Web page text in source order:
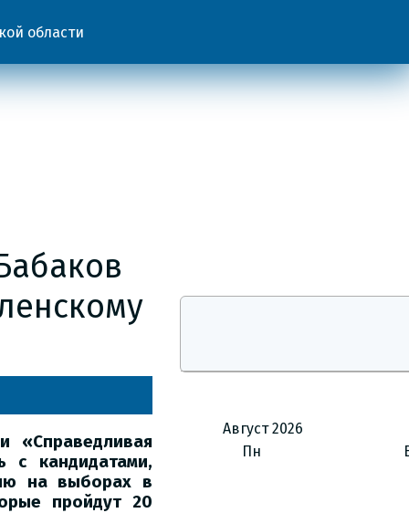
области
«Справедливая
с кандидатами,
на выборах в
пройдут 20
Август 2026
Пн